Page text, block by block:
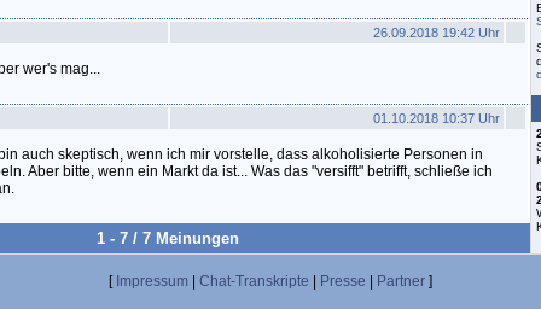
26.09.2018 19:42 Uhr
wer's mag...
01.10.2018 10:37 Uhr
auch skeptisch, wenn ich mir vorstelle, dass alkoholisierte Personen in
Aber bitte, wenn ein Markt da ist... Was das "versifft" betrifft, schließe ich
1 - 7 / 7 Meinungen
[ Impressum Chat-Transkripte Presse Partner ]